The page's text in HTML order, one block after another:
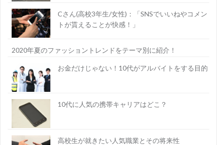
Cさん(高校3年生/女性)：「SNSでいいねやコメン
トが貰えることが快感！」
2020年夏のファッショントレンドをテーマ別に紹介！
お金だけじゃない！10代がアルバイトをする目的
10代に人気の携帯キャリアはどこ？
高校生が就きたい人気職業とその将来性